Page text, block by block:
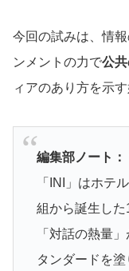
今回の試みは、情
ンメントの力で公
ィアのあり方を示
編集部ノート：
「INI」はホテ
組から誕生し
「対話の熱量
タンダードを塗